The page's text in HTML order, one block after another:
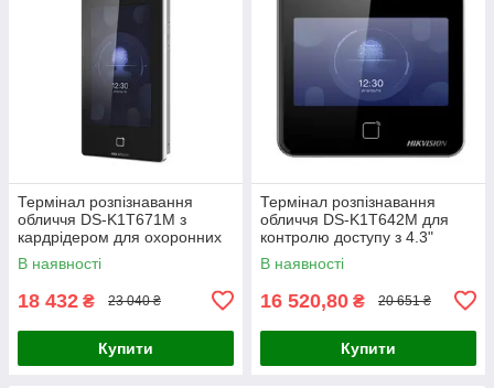
Термінал розпізнавання
обличчя DS-K1T671M з
кардрідером для охоронних
систем - 7-дюймовий
дисплей, 6000 зображень, дві
В наявності
18 432 ₴ 23 040 ₴
Купити
Термінал розпізнавання
обличчя DS-K1T642M для
контролю доступу з 4.3"
сенсорним дисплеєм та
подвійною камерою 2МП,
В наявності
16 520,80 ₴ 20 651 ₴
Купити